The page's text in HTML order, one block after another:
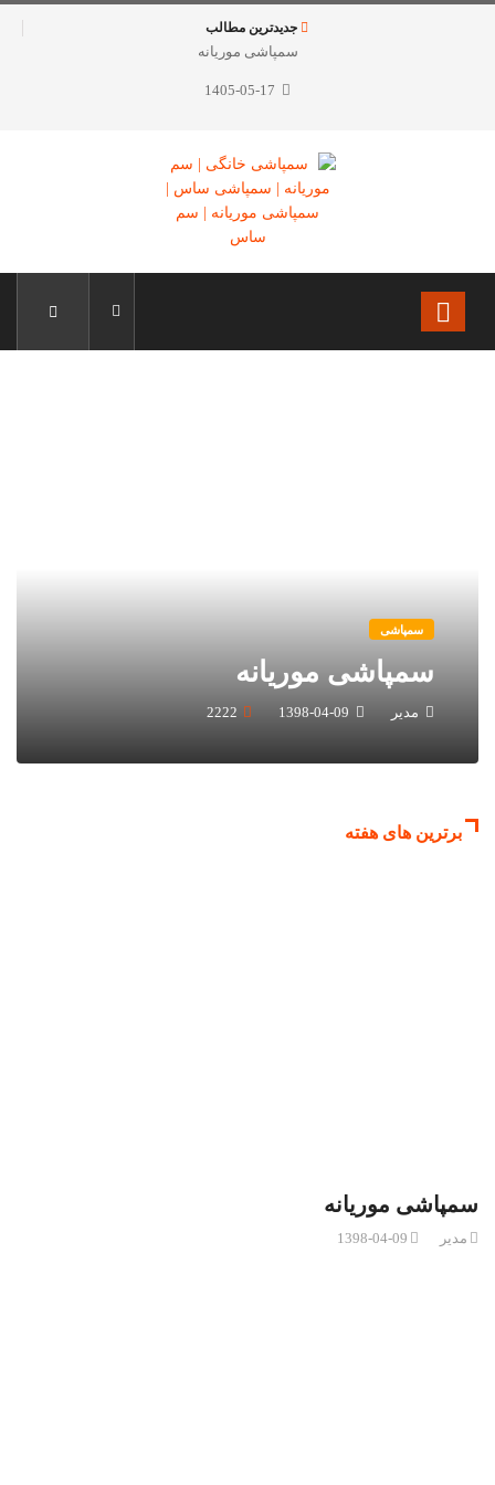
جدیدترین مطالب
سمپاشی موریانه
1405-05-17
سمپاشی
سمپاشی موریانه
مدیر 1398-04-09
2222
برترین های هفته
سمپاشی موریانه
مدیر 1398-04-09